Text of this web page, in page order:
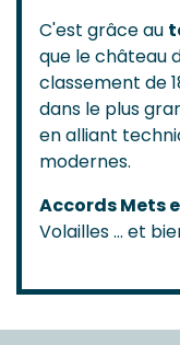
C'est grâce au
que le château
classement de
dans le plus
en alliant
modernes.
Accords Mets
Volailles ... et